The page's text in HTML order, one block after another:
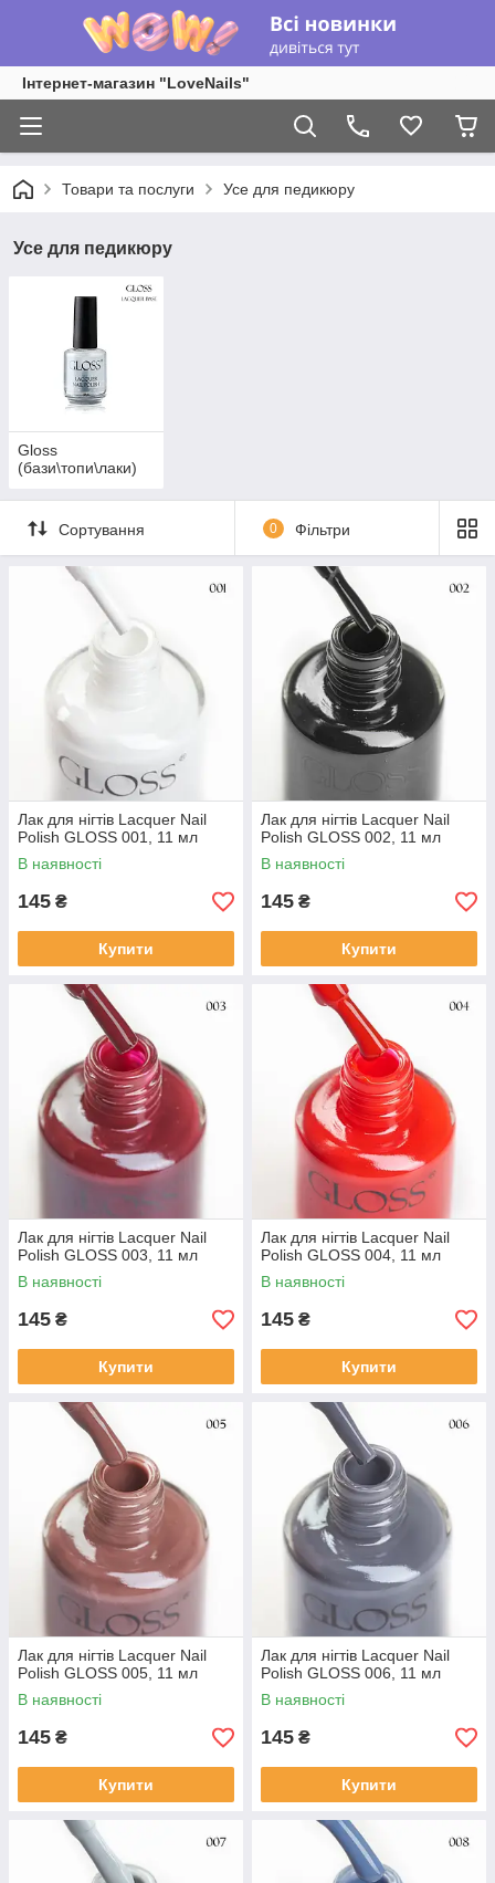
Інтернет-магазин "LoveNails"
Товари та послуги Усе для педикюру
Усе для педикюру
Gloss
(бази\топи\лаки)
Сортування 0 Фільтри
Лак для нігтів Lacquer Nail
Polish GLOSS 001, 11 мл
В наявності
145 ₴
Купити
Лак для нігтів Lacquer Nail
Polish GLOSS 002, 11 мл
В наявності
145 ₴
Купити
Лак для нігтів Lacquer Nail
Polish GLOSS 003, 11 мл
В наявності
145 ₴
Купити
Лак для нігтів Lacquer Nail
Polish GLOSS 004, 11 мл
В наявності
145 ₴
Купити
Лак для нігтів Lacquer Nail
Polish GLOSS 005, 11 мл
В наявності
145 ₴
Купити
Лак для нігтів Lacquer Nail
Polish GLOSS 006, 11 мл
В наявності
145 ₴
Купити